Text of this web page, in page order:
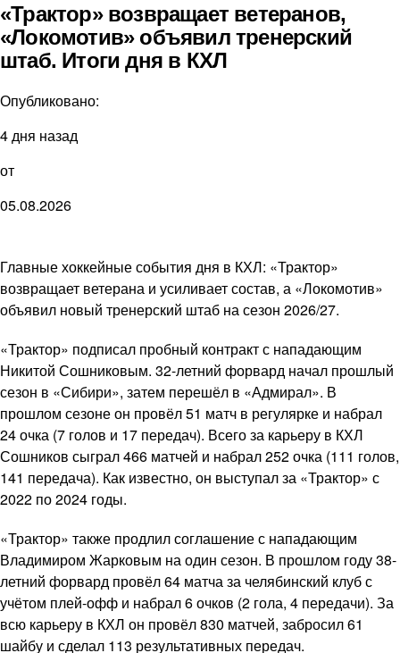
«Трактор» возвращает ветеранов,
«Локомотив» объявил тренерский
штаб. Итоги дня в КХЛ
Опубликовано:
4 дня назад
от
05.08.2026
Главные хоккейные события дня в КХЛ: «Трактор»
возвращает ветерана и усиливает состав, а «Локомотив»
объявил новый тренерский штаб на сезон 2026/27.
«Трактор» подписал пробный контракт с нападающим
Никитой Сошниковым. 32-летний форвард начал прошлый
сезон в «Сибири», затем перешёл в «Адмирал». В
прошлом сезоне он провёл 51 матч в регулярке и набрал
24 очка (7 голов и 17 передач). Всего за карьеру в КХЛ
Сошников сыграл 466 матчей и набрал 252 очка (111 голов,
141 передача). Как известно, он выступал за «Трактор» с
2022 по 2024 годы.
«Трактор» также продлил соглашение с нападающим
Владимиром Жарковым на один сезон. В прошлом году 38-
летний форвард провёл 64 матча за челябинский клуб с
учётом плей-офф и набрал 6 очков (2 гола, 4 передачи). За
всю карьеру в КХЛ он провёл 830 матчей, забросил 61
шайбу и сделал 113 результативных передач.